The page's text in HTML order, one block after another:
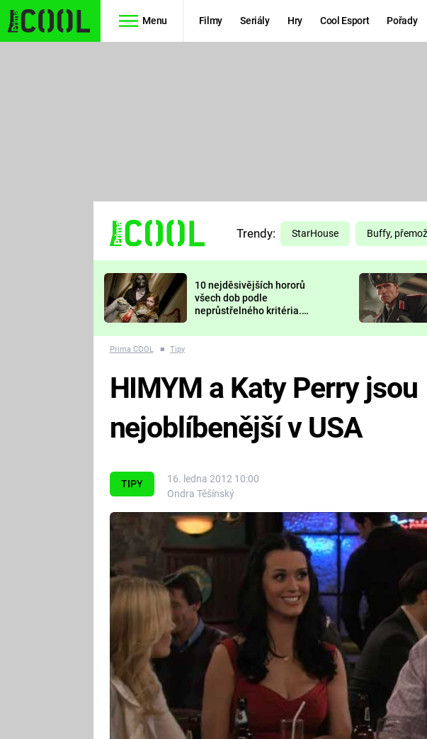
Menu Filmy Seriály Hry Cool Esport Pořady
TŘESKU
FUTURAMA
PREDÁTOR
Trendy: StarHouse Buffy,
10 nejděsivějších hororů
všech dob podle
neprůstřelného kritéria.
nejvíc zvednou tep?
Prima COOL ■ Tipy
TIPY
16. ledna 2012 10:00
Ondra Těšínský
HIMYM a Katy Perry jsou
nejoblíbenější v USA